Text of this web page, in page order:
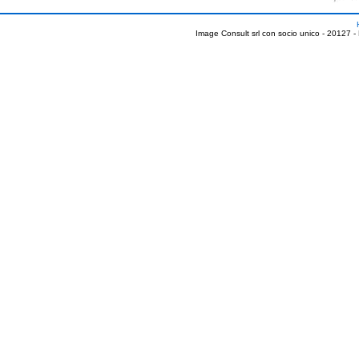
Image Consult srl con socio unico - 20127